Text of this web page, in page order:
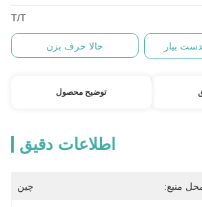
T/T
بیار حالا حرف بزن
توضیح محصول
اطلاعات دقیق
منبع: چین